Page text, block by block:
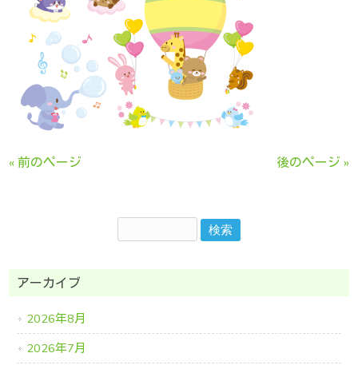
« 前のページ 後のページ »
アーカイブ
2026年8月
2026年7月